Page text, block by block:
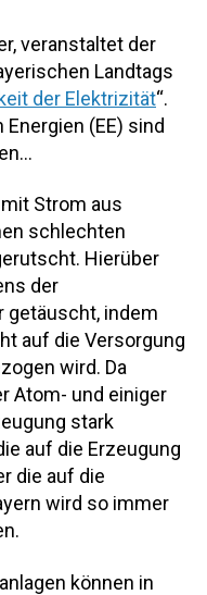
veranstaltet der
Landtags
der Elektrizität“.
(EE) sind
Strom aus
schlechten
Hierüber
der
getäuscht, indem
auf die Versorgung
wird. Da
Atom- und einiger
stark
auf die Erzeugung
die auf die
wird so immer
können in